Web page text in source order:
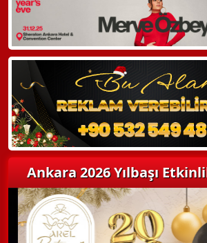
Hemen Arayın
Detaylı Bilgi Alın
Ankara 2026 Yılbaşı